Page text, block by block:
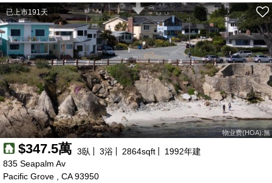
去除邊界
已上市191天
物业费(HOA):無
$347.5萬 3臥 3浴 2864sqft 1992年建
835 Seapalm Av
Pacific Grove , CA 93950